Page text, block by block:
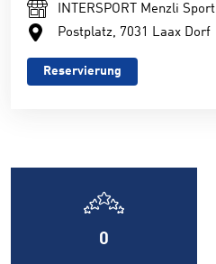
INTERSPORT Menzli Sport
Postplatz, 7031 Laax Dorf
Reservierung
0